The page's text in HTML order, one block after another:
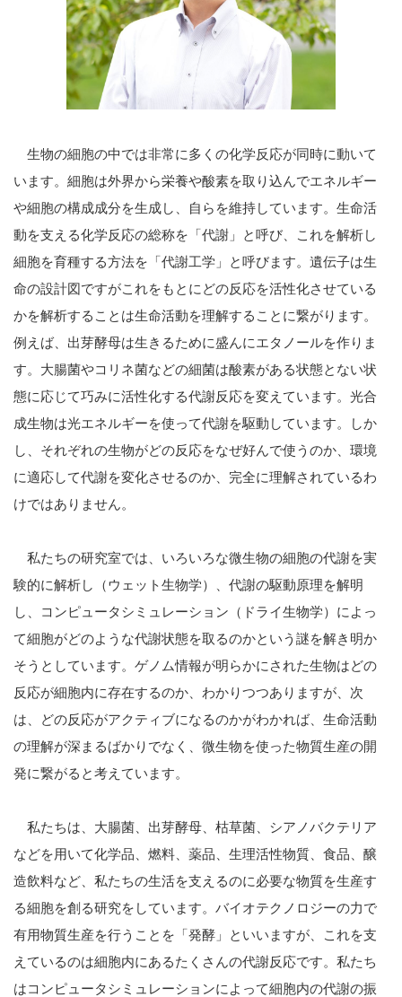
生物の細胞の中では非常に多くの化学反応が同時に動いて
います。細胞は外界から栄養や酸素を取り込んでエネルギー
や細胞の構成成分を生成し、自らを維持しています。生命活
動を支える化学反応の総称を「代謝」と呼び、これを解析し
細胞を育種する方法を「代謝工学」と呼びます。遺伝子は生
命の設計図ですがこれをもとにどの反応を活性化させている
かを解析することは生命活動を理解することに繋がります。
例えば、出芽酵母は生きるために盛んにエタノールを作りま
す。大腸菌やコリネ菌などの細菌は酸素がある状態とない状
態に応じて巧みに活性化する代謝反応を変えています。光合
成生物は光エネルギーを使って代謝を駆動しています。しか
し、それぞれの生物がどの反応をなぜ好んで使うのか、環境
に適応して代謝を変化させるのか、完全に理解されているわ
けではありません。
私たちの研究室では、いろいろな微生物の細胞の代謝を実
験的に解析し（ウェット生物学）、代謝の駆動原理を解明
し、コンピュータシミュレーション（ドライ生物学）によっ
て細胞がどのような代謝状態を取るのかという謎を解き明か
そうとしています。ゲノム情報が明らかにされた生物はどの
反応が細胞内に存在するのか、わかりつつありますが、次
は、どの反応がアクティブになるのかがわかれば、生命活動
の理解が深まるばかりでなく、微生物を使った物質生産の開
発に繋がると考えています。
私たちは、大腸菌、出芽酵母、枯草菌、シアノバクテリア
などを用いて化学品、燃料、薬品、生理活性物質、食品、醸
造飲料など、私たちの生活を支えるのに必要な物質を生産す
る細胞を創る研究をしています。バイオテクノロジーの力で
有用物質生産を行うことを「発酵」といいますが、これを支
えているのは細胞内にあるたくさんの代謝反応です。私たち
はコンピュータシミュレーションによって細胞内の代謝の振